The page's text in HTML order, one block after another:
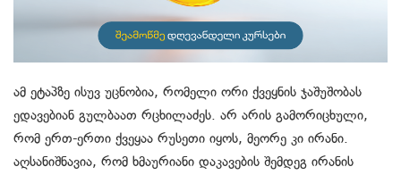
ამ ეტაპზე ისუვ უცნობია, რომელი ორი ქვეყნის ჯაშუშობას
ედავებიან გულბაათ რცხილაძეს. არ არის გამორიცხული,
რომ ერთ-ერთი ქვეყაა რუსეთი იყოს, მეორე კი ირანი.
აღსანიშნავია, რომ ხმაურიანი დაკავების შემდეგ ირანის